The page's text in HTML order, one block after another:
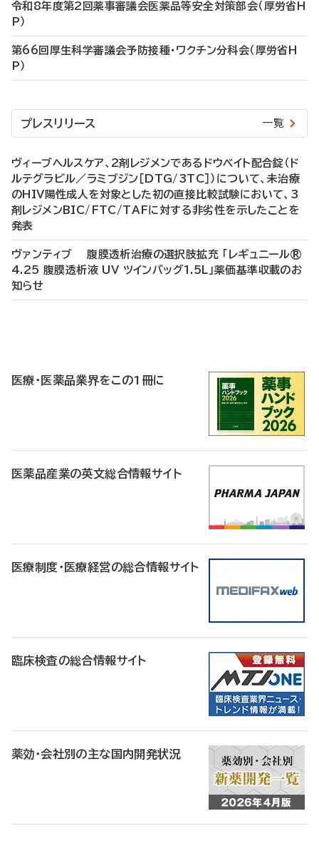
令和8年度第2回薬事審議会医薬品等安全対策部会（厚労省H
P）
第66回厚生科学審議会予防接種・ワクチン分科会（厚労省H
P）
プレスリリース 一覧
ヴィーブヘルスケア、2剤レジメンであるドウベイト配合錠（ド
ルテグラビル／ラミブジン［DTG/3TC］）について、未治療
のHIV陽性成人を対象とした初の直接比較試験において、3
剤レジメンBIC/FTC/TAFに対する非劣性を示したことを
発表
ヴァンティブ 腹膜透析治療の選択肢拡充 「レギュニール®
4.25 腹膜透析液 UV ツインバッグ1.5L」薬価基準収載のお
知らせ
医療・医薬品業界をこの1冊に
医薬品産業の英文総合情報サイト
医療制度・医療経営の総合情報サイト
臨床検査の総合情報サイト
薬効・会社別の主な国内開発状況